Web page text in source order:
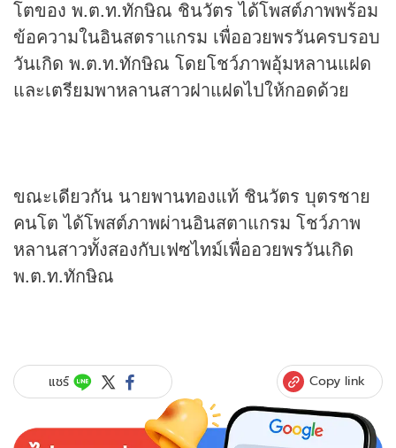
โตของ พ.ต.ท.ทักษิณ ชินวัตร ได้โพสต์ภาพพร้อม
ข้อความในอินสตราแกรม เพื่ออวยพรวันครบรอบ
วันเกิด พ.ต.ท.ทักษิณ โดยโชว์ภาพอุ้มหลานแฝด
และเตรียมพาหลานสาวฝาแฝดไปให้กอดด้วย
ขณะเดียวกัน นายพานทองแท้ ชินวัตร บุตรชาย
คนโต ได้โพสต์ภาพผ่านอินสตาแกรม โชว์ภาพ
หลานสาวทั้งสองกับเฟซไทม์เพื่ออวยพรวันเกิด
พ.ต.ท.ทักษิณ
แชร์ Copy link